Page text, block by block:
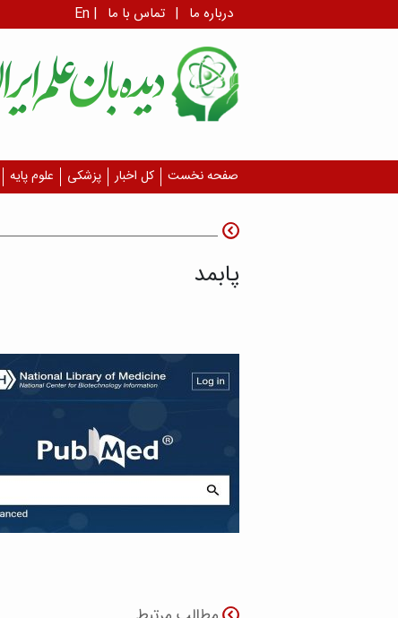
En | درباره ما | تماس با ما
صفحه نخست کل اخبار پزشکی علوم پایه
پابمد